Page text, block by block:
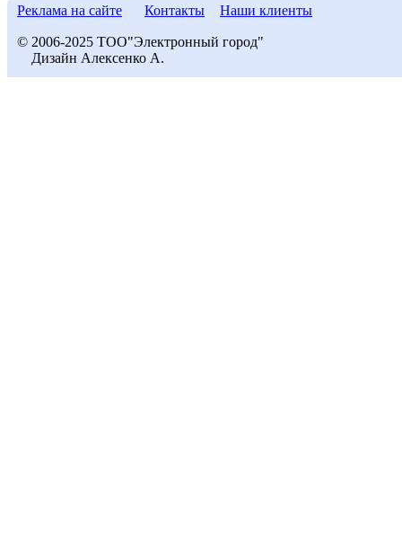
Реклама на сайте Контакты Наши клиенты
© 2006-2025 ТОО"Электронный город"
Дизайн Алексенко А.